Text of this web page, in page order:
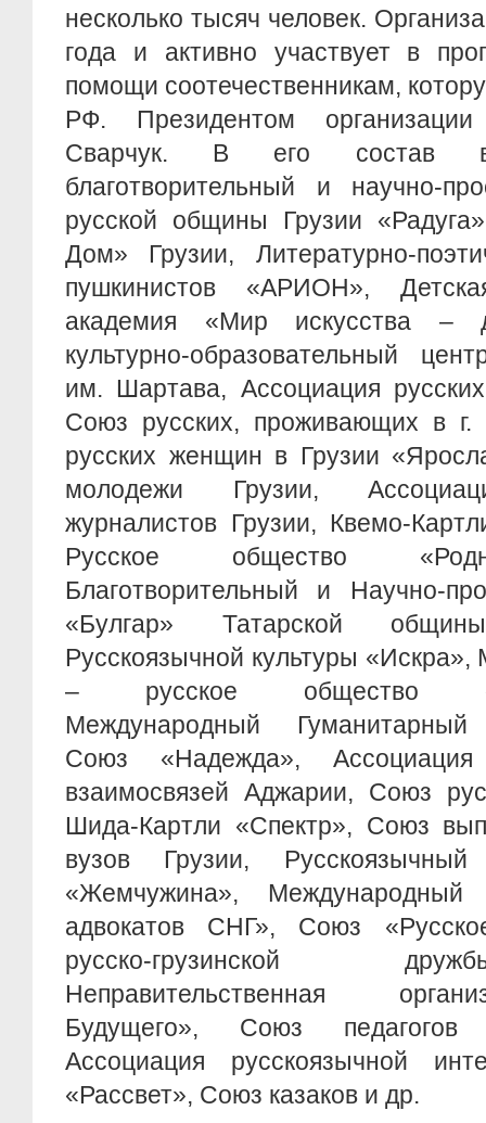
несколько тысяч человек.
года и активно участвует в
помощи соотечественникам,
РФ. Президентом
Сварчук. В его состав
благотворительный и научно-
русской общины Грузии
Дом» Грузии, Литературно-
пушкинистов «АРИОН»,
академия «Мир искусства –
культурно-образовательный
им. Шартава, Ассоциация
Союз русских, проживающих в
русских женщин в Грузии
молодежи Грузии,
журналистов Грузии, Квемо-
Русское общество
Благотворительный и Научно-
«Булгар» Татарской
Русскоязычной культуры
– русское общество
Международный Гуманитарный
Союз «Надежда», Ассоциация
взаимосвязей Аджарии, Союз
Шида-Картли «Спектр», Союз
вузов Грузии,
«Жемчужина»,
адвокатов СНГ», Союз
русско-грузинской
Неправительственная
Будущего», Союз педагогов
Ассоциация русскоязычной
«Рассвет», Союз казаков и др.